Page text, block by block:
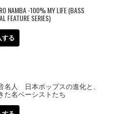
NAMBA -100% MY LIFE (BASS
FEATURE SERIES)
する
名人 日本ポップスの進化と、
た名ベーシストたち